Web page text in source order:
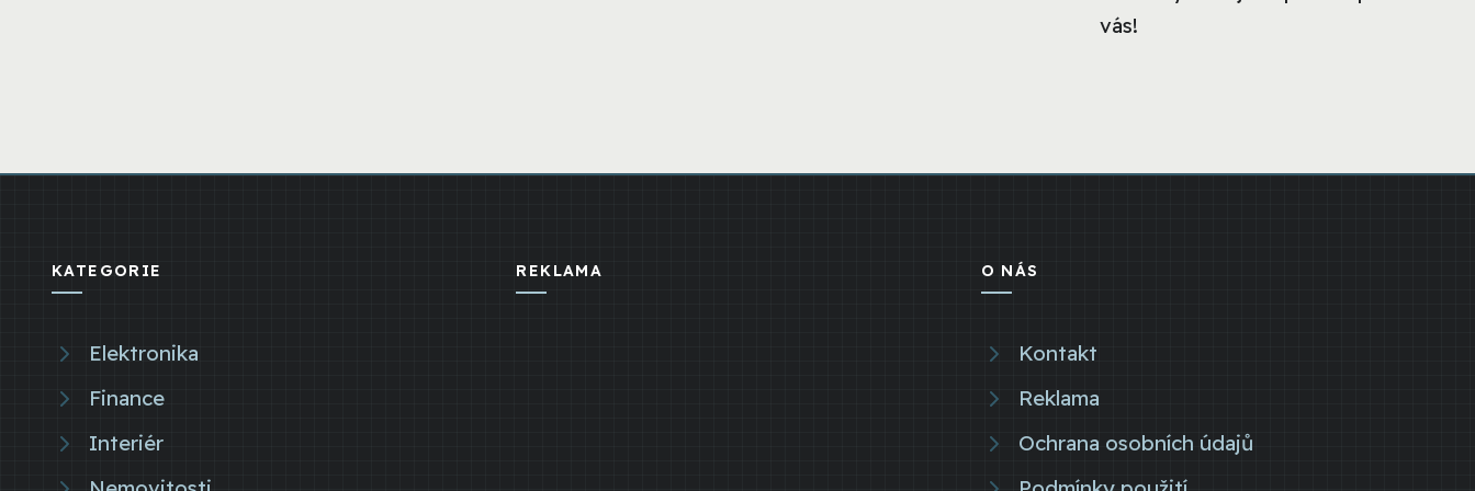
vás!
KATEGORIE
Elektronika
Finance
Interiér
REKLAMA O NÁS
Kontakt
Reklama
Ochrana osobních údajů